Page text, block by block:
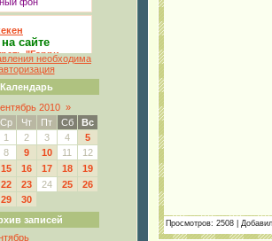
необходима
Календарь
2010 »
Ср Чт Пт Сб
Вс
1
2 3 4
5
8 9 10 11
12
15 16 17 18
19
22 23 24 25
26
29
30
записей
Просмотров: 2508 | Добавил